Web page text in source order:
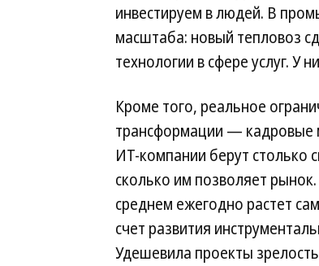
инвестируем в людей. В
масштаба: новый тепловоз
технологии в сфере услуг. У
Кроме того, реальное
трансформации —
ИТ-компании берут столько
сколько им позволяет
среднем ежегодно растет
счет развития
Удешевила проекты